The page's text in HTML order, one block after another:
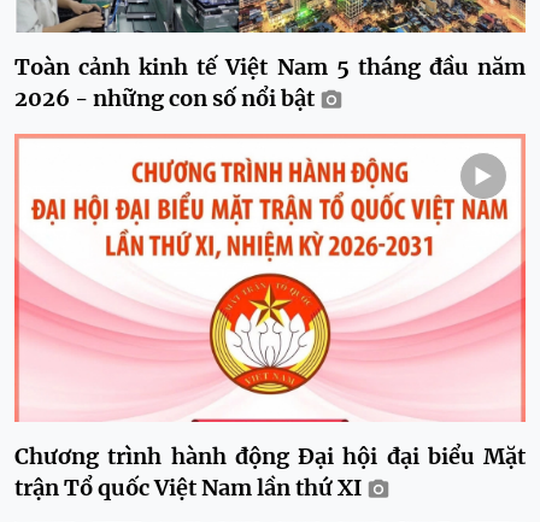
Toàn cảnh kinh tế Việt Nam 5 tháng đầu năm
2026 - những con số nổi bật
Chương trình hành động Đại hội đại biểu Mặt
trận Tổ quốc Việt Nam lần thứ XI